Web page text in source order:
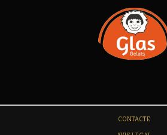
CONTACTE